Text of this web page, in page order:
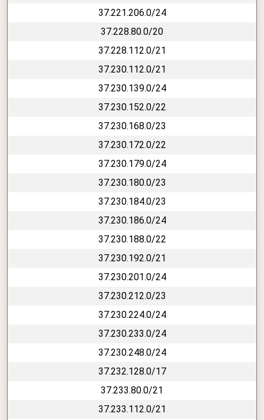
37.221.206.0/24
37.228.80.0/20
37.228.112.0/21
37.230.112.0/21
37.230.139.0/24
37.230.152.0/22
37.230.168.0/23
37.230.172.0/22
37.230.179.0/24
37.230.180.0/23
37.230.184.0/23
37.230.186.0/24
37.230.188.0/22
37.230.192.0/21
37.230.201.0/24
37.230.212.0/23
37.230.224.0/24
37.230.233.0/24
37.230.248.0/24
37.232.128.0/17
37.233.80.0/21
37.233.112.0/21